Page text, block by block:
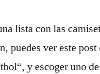
lista con las
puedes ver este post
y escoger uno